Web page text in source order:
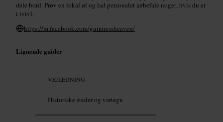
dele bord. Prøv en lokal øl og lad personalet anbefale noget, hvis du er
i tvivl.
https://m.facebook.com/guinnessheaven/
Lignende guider
VEJLEDNING
Historiske steder og vartegn